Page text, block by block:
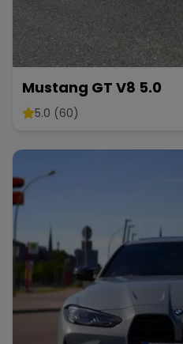
Mustang GT V8 5.0
5.0 (60)